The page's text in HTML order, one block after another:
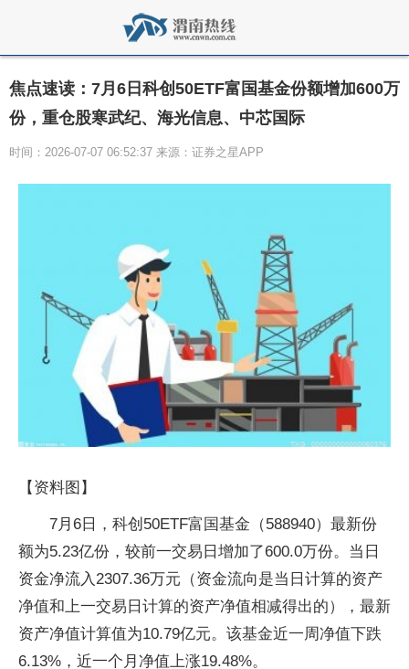
焦点速读：7月6日科创50ETF富国基金份额增加600万
份，重仓股寒武纪、海光信息、中芯国际
时间：2026-07-07 06:52:37 来源：证券之星APP
【资料图】
7月6日，科创50ETF富国基金（588940）最新份
额为5.23亿份，较前一交易日增加了600.0万份。当日
资金净流入2307.36万元（资金流向是当日计算的资产
净值和上一交易日计算的资产净值相减得出的），最新
资产净值计算值为10.79亿元。该基金近一周净值下跌
6.13%，近一个月净值上涨19.48%。